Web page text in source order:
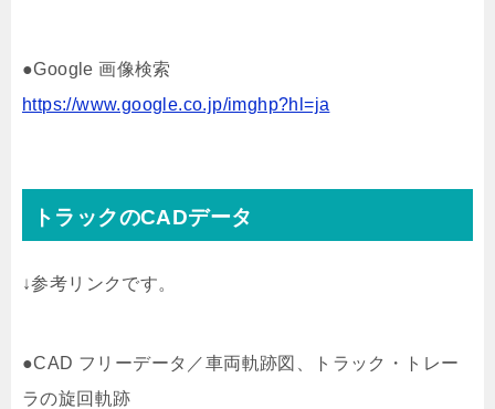
●Google 画像検索
https://www.google.co.jp/imghp?hl=ja
トラックのCADデータ
↓参考リンクです。
●CAD フリーデータ／車両軌跡図、トラック・トレー
ラの旋回軌跡